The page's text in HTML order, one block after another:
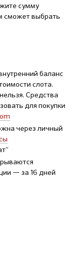
сумму
сможет выбрать
баланс
слота.
Средства
для покупки
через личный
— за 16 дней